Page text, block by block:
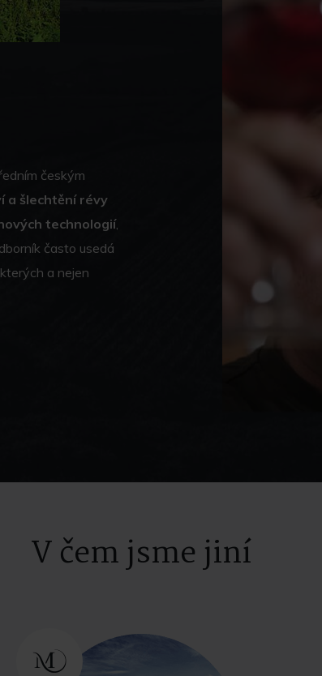
českým
a šlechtění révy
technologií,
často usedá
a nejen
V čem jsme jiní